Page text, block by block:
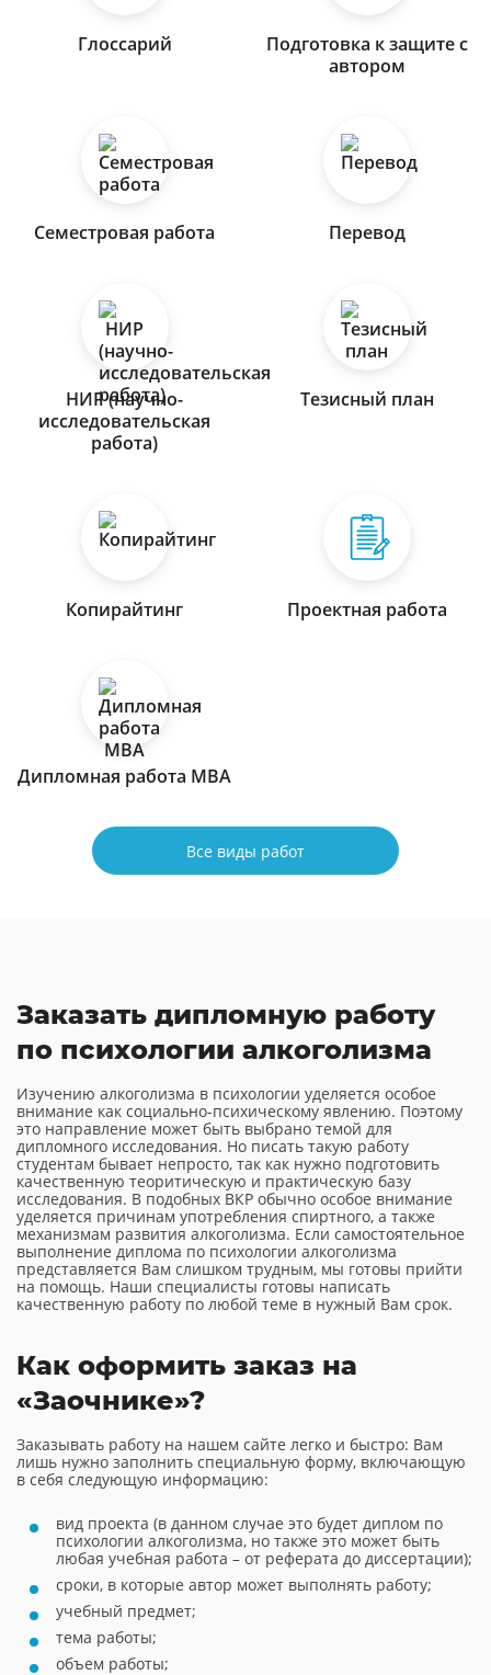
Глоссарий
Подготовка к защите с
автором
Семестровая работа Перевод
НИР (научно-
исследовательская
работа)
Тезисный план
Копирайтинг Проектная работа
Дипломная работа МВА
Все виды работ
Заказать дипломную работу
по психологии алкоголизма
Изучению алкоголизма в психологии уделяется особое
внимание как социально-психическому явлению. Поэтому
это направление может быть выбрано темой для
дипломного исследования. Но писать такую работу
студентам бывает непросто, так как нужно подготовить
качественную теоритическую и практическую базу
исследования. В подобных ВКР обычно особое внимание
уделяется причинам употребления спиртного, а также
механизмам развития алкоголизма. Если самостоятельное
выполнение диплома по психологии алкоголизма
представляется Вам слишком трудным, мы готовы прийти
на помощь. Наши специалисты готовы написать
качественную работу по любой теме в нужный Вам срок.
Как оформить заказ на
«Заочнике»?
Заказывать работу на нашем сайте легко и быстро: Вам
лишь нужно заполнить специальную форму, включающую
в себя следующую информацию:
вид проекта (в данном случае это будет диплом по
психологии алкоголизма, но также это может быть
любая учебная работа – от реферата до диссертации);
сроки, в которые автор может выполнять работу;
учебный предмет;
тема работы;
объем работы;